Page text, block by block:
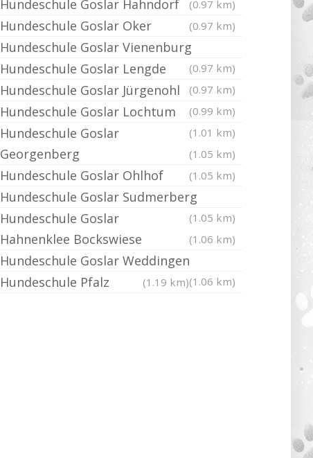
Hundeschule Goslar Hahndorf (0.97 km)
Hundeschule Goslar Oker (0.97 km)
Hundeschule Goslar Vienenburg
(0.97 km)
Hundeschule Goslar Lengde
(0.97 km)
Hundeschule Goslar Jürgenohl
(0.99 km)
Hundeschule Goslar Lochtum
(1.01 km)
Hundeschule Goslar
Georgenberg
(1.05 km)
Hundeschule Goslar Ohlhof (1.05 km)
Hundeschule Goslar Sudmerberg
(1.05 km)
Hundeschule Goslar
Hahnenklee Bockswiese
(1.06 km)
Hundeschule Goslar Weddingen
(1.06 km)
Hundeschule Pfalz (1.19 km)